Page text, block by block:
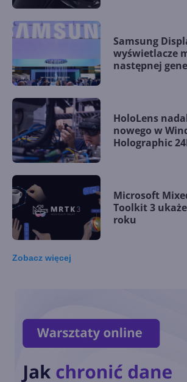
Samsung
wyświetlacze
następnej
HoloLens
nowego w
Holographic
Microsoft
Toolkit 3
roku
Co dalej z
HoloLens po
Kipmana?
Zobacz więcej